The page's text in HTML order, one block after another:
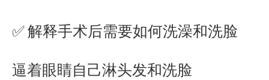
✅ 解释手术后需要如何洗澡和洗脸
逼着眼睛自己淋头发和洗脸